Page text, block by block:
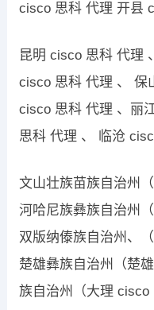
cisco 思科 代理 开县
昆明 cisco 思科 代理
cisco 思科 代理 、 保
cisco 思科 代理 、丽
思科 代理 、 临沧
文山壮族苗族自治州
河哈尼族彝族自治州
双版纳傣族自治州、
楚雄彝族自治州（楚
族自治州（大理